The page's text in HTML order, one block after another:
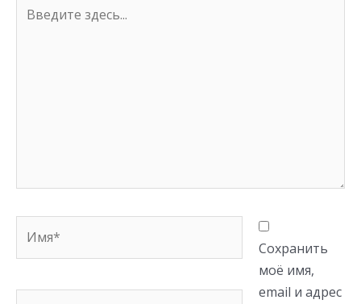
здесь...
Сохранить
моё имя,
email и адрес